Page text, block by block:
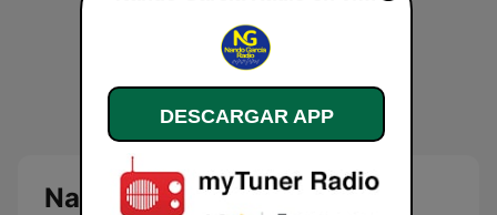
Nando Garcia Radio en vivo
DESCARGAR APP